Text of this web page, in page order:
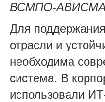
ВСМПО-
Для
отрасли и
необходима
система. В
использовали